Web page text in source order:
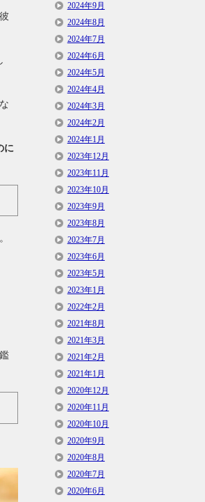
に
2024年9月
2024年8月
2024年7月
2024年6月
2024年5月
2024年4月
2024年3月
2024年2月
2024年1月
2023年12月
2023年11月
2023年10月
2023年9月
2023年8月
2023年7月
2023年6月
2023年5月
2023年1月
2022年2月
2021年8月
2021年3月
2021年2月
2021年1月
2020年12月
2020年11月
2020年10月
2020年9月
2020年8月
2020年7月
2020年6月